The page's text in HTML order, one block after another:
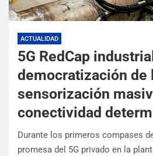
ACTUALIDAD
5G RedCap
democratización de
sensorización
conectividad
Durante los primeros compases
promesa del 5G privado en la